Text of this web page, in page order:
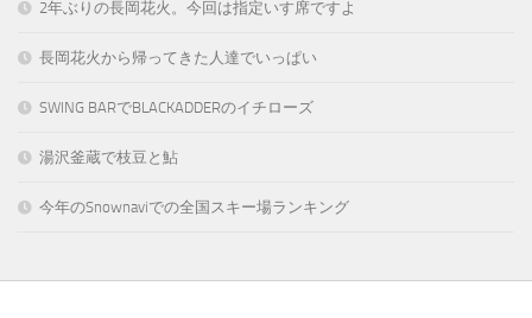
2年ぶりの長岡花火。今回は指定いす席ですよ
長岡花火から帰ってきた人達でいっぱい
SWING BARでBLACKADDERのイチローズ
湯沢釜蔵で枝豆と鮎
今年のSnownaviでの全国スキー場ランキング